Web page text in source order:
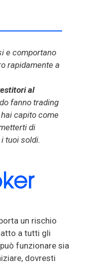
e comportano
rapidamente a
al
fanno trading
capito come
di
tuoi soldi.
un rischio
a tutti gli
funzionare sia
dovresti